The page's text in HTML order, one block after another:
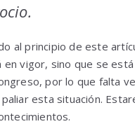
al principio de este
en vigor, sino que se está
por lo que falta
esta situación.